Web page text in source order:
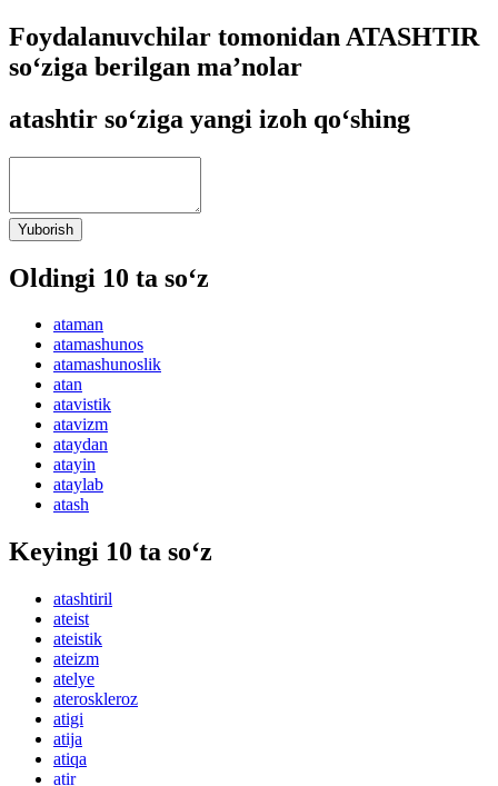
Foydalanuvchilar tomonidan ATASHTIR
so‘ziga berilgan ma’nolar
atashtir so‘ziga yangi izoh qo‘shing
Yuborish
Oldingi 10 ta so‘z
ataman
atamashunos
atamashunoslik
atan
atavistik
atavizm
ataydan
atayin
ataylab
atash
Keyingi 10 ta so‘z
atashtiril
ateist
ateistik
ateizm
atelye
ateroskleroz
atigi
atija
atiqa
atir